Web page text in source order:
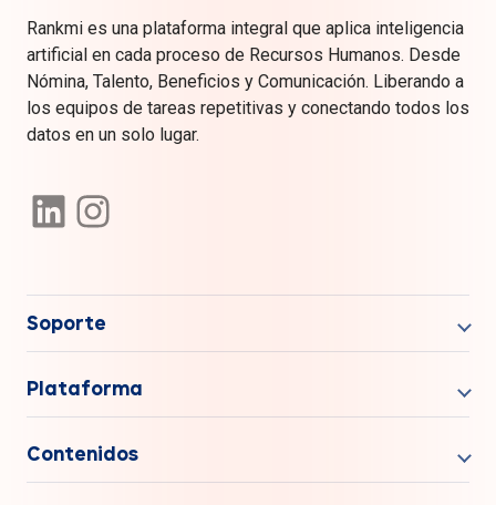
Rankmi es una plataforma integral que aplica inteligencia
artificial en cada proceso de Recursos Humanos. Desde
Nómina, Talento, Beneficios y Comunicación. Liberando a
los equipos de tareas repetitivas y conectando todos los
datos en un solo lugar.
Soporte
Plataforma
Contenidos